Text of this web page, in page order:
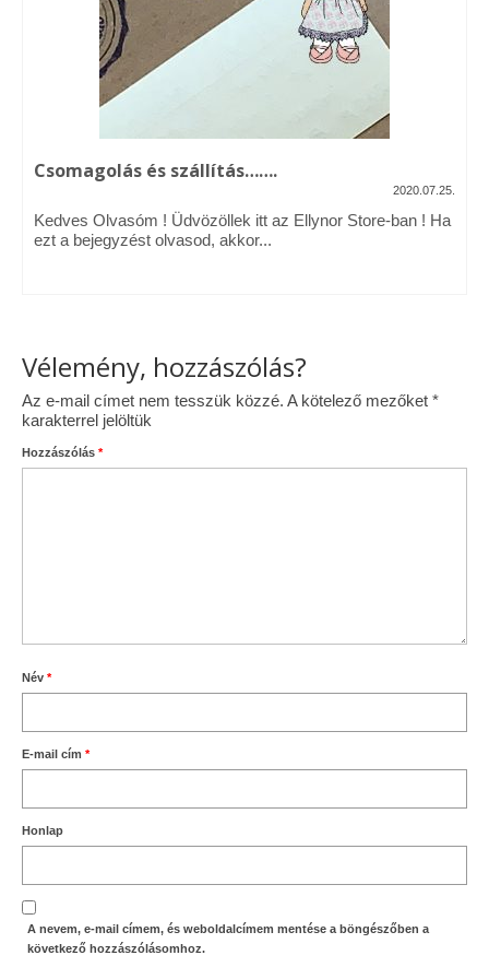
Vásárok, ahol velem is találkozhattál…
Alapanyagok, kellékek
Ellynor története
Adatkezelési tájékoztató
Csomagolás és szállítás…….
2020.07.25.
Kedves Olvasóm ! Üdvözöllek itt az Ellynor Store-ban ! Ha
ezt a bejegyzést olvasod, akkor...
Vélemény, hozzászólás?
Az e-mail címet nem tesszük közzé. A kötelező mezőket *
karakterrel jelöltük
Hozzászólás *
Név *
E-mail cím *
Honlap
A nevem, e-mail címem, és weboldalcímem mentése a böngészőben a
következő hozzászólásomhoz.